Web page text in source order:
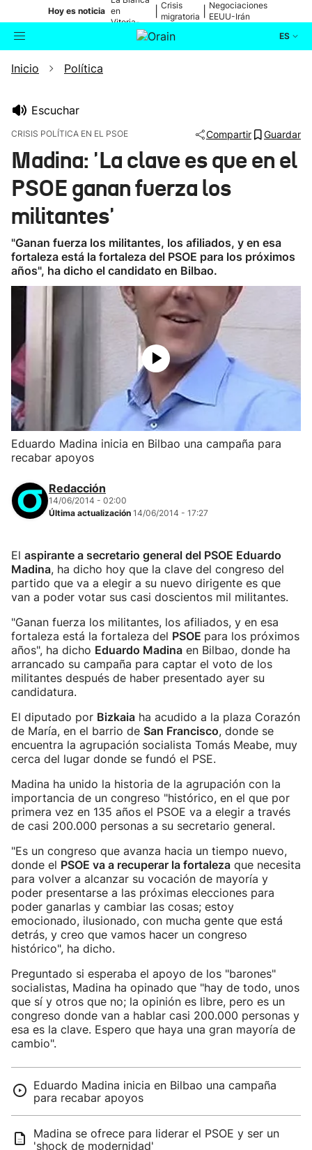
Hoy es noticia en
Vitoria-
Gasteiz
Crisis
migratoria
Negociaciones
EEUU-Irán
ES
Buscador
Ikusmiran
Inicio Política
Escuchar
CRISIS POLÍTICA EN EL PSOE Compartir Guardar
Madina: 'La clave es que en el
PSOE ganan fuerza los
militantes'
"Ganan fuerza los militantes, los afiliados, y en esa
fortaleza está la fortaleza del PSOE para los próximos
años", ha dicho el candidato en Bilbao.
Eduardo Madina inicia en Bilbao una campaña para
recabar apoyos
Redacción
14/06/2014 - 02:00
Última actualización 14/06/2014 - 17:27
El aspirante a secretario general del PSOE Eduardo
Madina, ha dicho hoy que la clave del congreso del
partido que va a elegir a su nuevo dirigente es que
van a poder votar sus casi doscientos mil militantes.
"Ganan fuerza los militantes, los afiliados, y en esa
fortaleza está la fortaleza del PSOE para los próximos
años", ha dicho Eduardo Madina en Bilbao, donde ha
arrancado su campaña para captar el voto de los
militantes después de haber presentado ayer su
candidatura.
El diputado por Bizkaia ha acudido a la plaza Corazón
de María, en el barrio de San Francisco, donde se
encuentra la agrupación socialista Tomás Meabe, muy
cerca del lugar donde se fundó el PSE.
Madina ha unido la historia de la agrupación con la
importancia de un congreso "histórico, en el que por
primera vez en 135 años el PSOE va a elegir a través
de casi 200.000 personas a su secretario general.
"Es un congreso que avanza hacia un tiempo nuevo,
donde el PSOE va a recuperar la fortaleza que necesita
para volver a alcanzar su vocación de mayoría y
poder presentarse a las próximas elecciones para
poder ganarlas y cambiar las cosas; estoy
emocionado, ilusionado, con mucha gente que está
detrás, y creo que vamos hacer un congreso
histórico", ha dicho.
Preguntado si esperaba el apoyo de los "barones"
socialistas, Madina ha opinado que "hay de todo, unos
que sí y otros que no; la opinión es libre, pero es un
congreso donde van a hablar casi 200.000 personas y
esa es la clave. Espero que haya una gran mayoría de
cambio".
Eduardo Madina inicia en Bilbao una campaña
para recabar apoyos
Madina se ofrece para liderar el PSOE y ser un
'shock de modernidad'